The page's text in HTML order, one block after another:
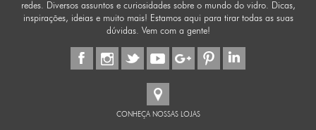
redes. Diversos assuntos e curiosidades sobre o mundo do vidro. Dicas,
inspirações, ideias e muito mais! Estamos aqui para tirar todas as suas
dúvidas. Vem com a gente!
CONHEÇA NOSSAS LOJAS